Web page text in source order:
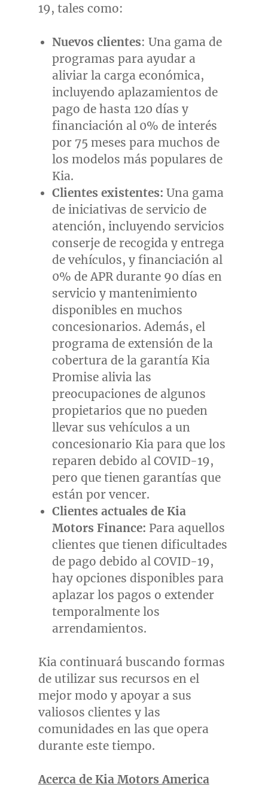
19, tales como:
Nuevos clientes: Una gama de
programas para ayudar a
aliviar la carga económica,
incluyendo aplazamientos de
pago de hasta 120 días y
financiación al 0% de interés
por 75 meses para muchos de
los modelos más populares de
Kia.
Clientes existentes:Una gama
de iniciativas de servicio de
atención, incluyendo servicios
conserje de recogida y entrega
de vehículos, y financiación al
0% de APR durante 90 días en
servicio y mantenimiento
disponibles en muchos
concesionarios. Además, el
programa de extensión de la
cobertura de la garantía Kia
Promise alivia las
preocupaciones de algunos
propietarios que no pueden
llevar sus vehículos a un
concesionario Kia para que los
reparen debido al COVID-19,
pero que tienen garantías que
están por vencer.
Clientes actuales de Kia
Motors Finance: Para aquellos
clientes que tienen dificultades
de pago debido al COVID-19,
hay opciones disponibles para
aplazar los pagos o extender
temporalmente los
arrendamientos.
Kia continuará buscando formas
de utilizar sus recursos en el
mejor modo y apoyar a sus
valiosos clientes y las
comunidades en las que opera
durante este tiempo.
Acerca de Kia Motors America